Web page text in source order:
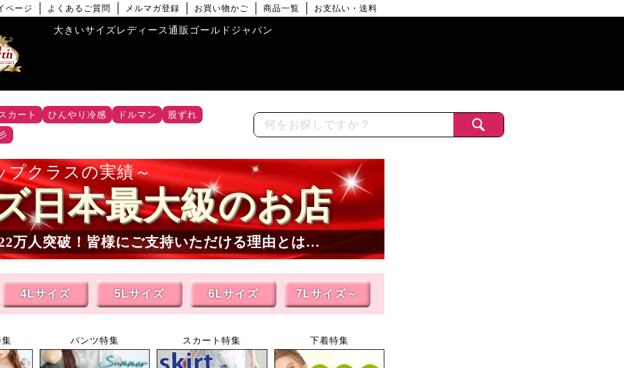
ページ よくあるご質問 メルマガ登録 お買い物かご 商品一覧 お支払い・送料
大きいサイズレディース通販ゴールドジャパン
カート ひんやり冷感 ドルマン
股ずれ
プクラスの実績
日本最大級のお店
万人突破！皆様にご支持いただける理由とは…
4Lサイズ 5Lサイズ 6Lサイズ 7Lサイズ～
パンツ特集 スカート特集 下着特集